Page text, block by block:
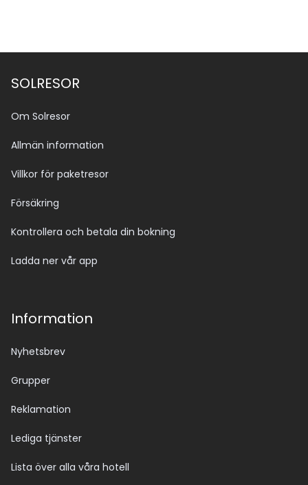
SOLRESOR
Om Solresor
Allmän information
Villkor för paketresor
Försäkring
Kontrollera och betala din bokning
Ladda ner vår app
Information
Nyhetsbrev
Grupper
Reklamation
Lediga tjänster
Lista över alla våra hotell